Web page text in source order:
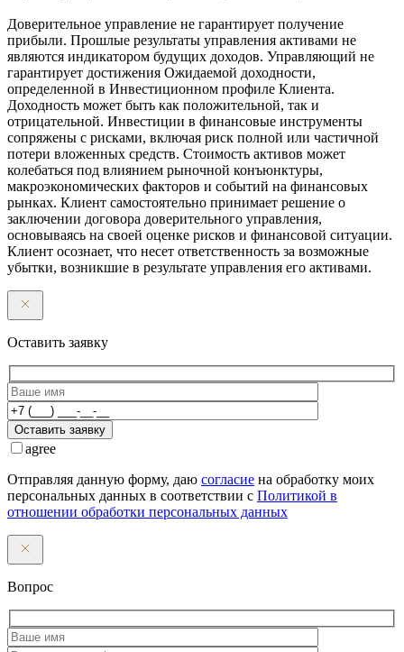
Доверительное управление не гарантирует получение
прибыли. Прошлые результаты управления активами не
являются индикатором будущих доходов. Управляющий не
гарантирует достижения Ожидаемой доходности,
определенной в Инвестиционном профиле Клиента.
Доходность может быть как положительной, так и
отрицательной. Инвестиции в финансовые инструменты
сопряжены с рисками, включая риск полной или частичной
потери вложенных средств. Стоимость активов может
колебаться под влиянием рыночной конъюнктуры,
макроэкономических факторов и событий на финансовых
рынках. Клиент самостоятельно принимает решение о
заключении договора доверительного управления,
основываясь на своей оценке рисков и финансовой ситуации.
Клиент осознает, что несет ответственность за возможные
убытки, возникшие в результате управления его активами.
Оставить заявку
Оставить заявку
agree
Отправляя данную форму, даю согласие на обработку моих
персональных данных в соответствии с Политикой в
отношении обработки персональных данных
Вопрос